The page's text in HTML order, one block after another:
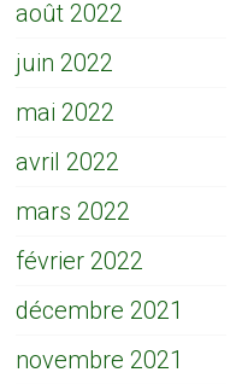
août 2022
juin 2022
mai 2022
avril 2022
mars 2022
février 2022
décembre 2021
novembre 2021